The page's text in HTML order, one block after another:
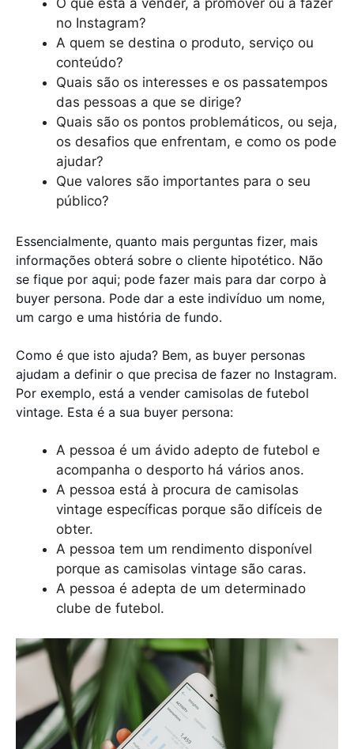
O que está a vender, a promover ou a fazer
no Instagram?
A quem se destina o produto, serviço ou
conteúdo?
Quais são os interesses e os passatempos
das pessoas a que se dirige?
Quais são os pontos problemáticos, ou seja,
os desafios que enfrentam, e como os pode
ajudar?
Que valores são importantes para o seu
público?
Essencialmente, quanto mais perguntas fizer, mais
informações obterá sobre o cliente hipotético. Não
se fique por aqui; pode fazer mais para dar corpo à
buyer persona. Pode dar a este indivíduo um nome,
um cargo e uma história de fundo.
Como é que isto ajuda? Bem, as buyer personas
ajudam a definir o que precisa de fazer no Instagram.
Por exemplo, está a vender camisolas de futebol
vintage. Esta é a sua buyer persona:
A pessoa é um ávido adepto de futebol e
acompanha o desporto há vários anos.
A pessoa está à procura de camisolas
vintage específicas porque são difíceis de
obter.
A pessoa tem um rendimento disponível
porque as camisolas vintage são caras.
A pessoa é adepta de um determinado
clube de futebol.